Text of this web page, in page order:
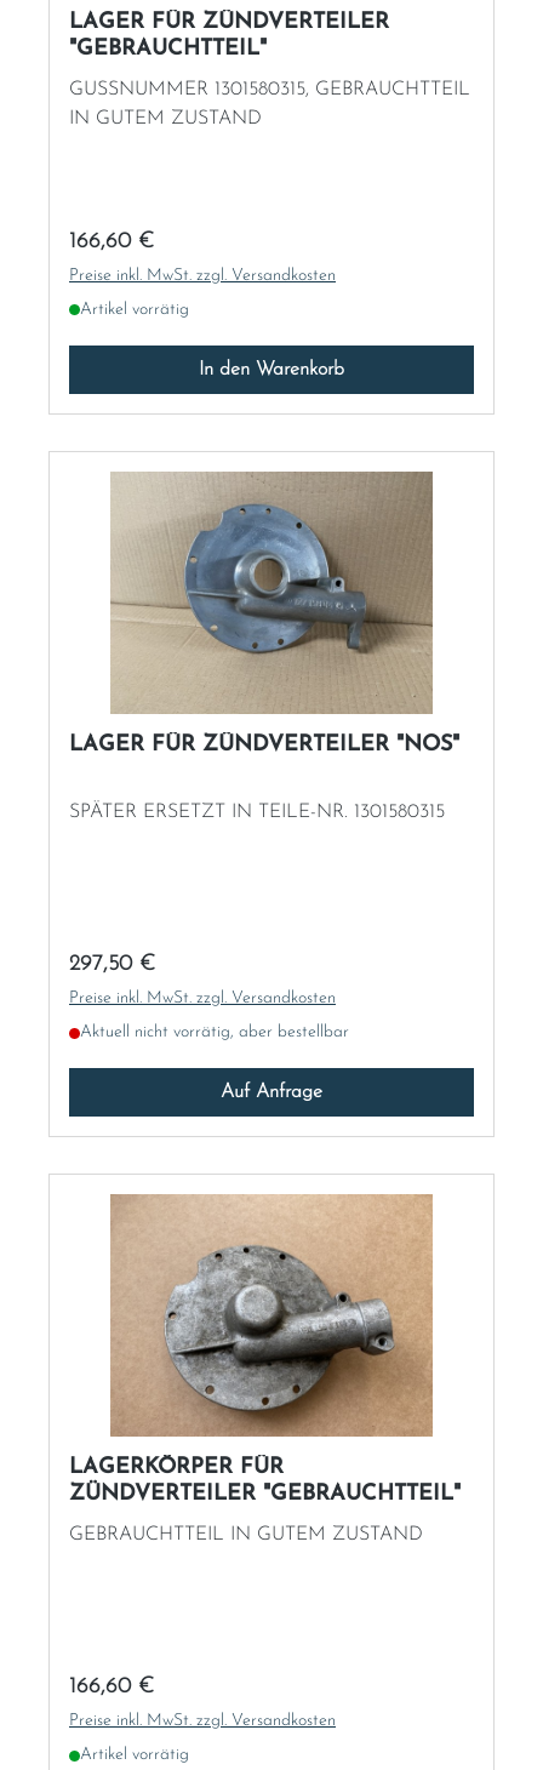
LAGER FÜR ZÜNDVERTEILER
"GEBRAUCHTTEIL"
GUSSNUMMER 1301580315, GEBRAUCHTTEIL
IN GUTEM ZUSTAND
Regulärer Preis:
166,60 €
Preise inkl. MwSt. zzgl. Versandkosten
Artikel vorrätig
In den Warenkorb
LAGER FÜR ZÜNDVERTEILER "NOS"
SPÄTER ERSETZT IN TEILE-NR. 1301580315
Regulärer Preis:
297,50 €
Preise inkl. MwSt. zzgl. Versandkosten
Aktuell nicht vorrätig, aber bestellbar
Auf Anfrage
LAGERKÖRPER FÜR
ZÜNDVERTEILER "GEBRAUCHTTEIL"
GEBRAUCHTTEIL IN GUTEM ZUSTAND
Regulärer Preis:
166,60 €
Preise inkl. MwSt. zzgl. Versandkosten
Artikel vorrätig